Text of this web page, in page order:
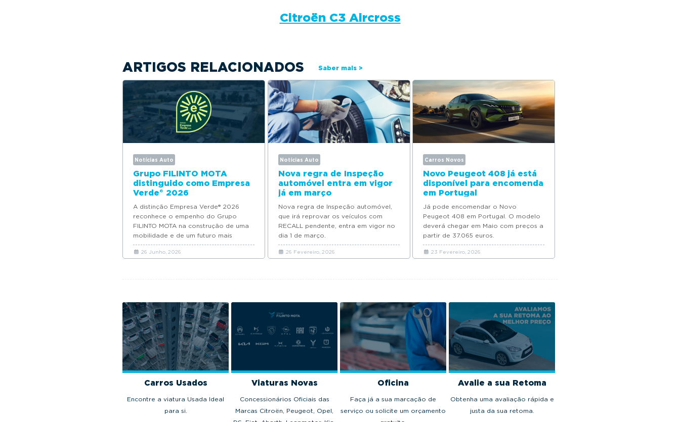
Citroën C3 Aircross
ARTIGOS RELACIONADOS Saber mais >
Notícias Auto
Grupo FILINTO MOTA
distinguido como Empresa
Verde® 2026
A distinção Empresa Verde® 2026
reconhece o empenho do Grupo
FILINTO MOTA na construção de uma
mobilidade e de um futuro mais
sustentáveis.
26 Junho, 2026
Notícias Auto
Nova regra de Inspeção
automóvel entra em vigor
já em março
Nova regra de Inspeção automóvel,
que irá reprovar os veículos com
RECALL pendente, entra em vigor no
dia 1 de março.
26 Fevereiro, 2026
Carros Novos
Novo Peugeot 408 já está
disponível para encomenda
em Portugal
Já pode encomendar o Novo
Peugeot 408 em Portugal. O modelo
deverá chegar em Maio com preços a
partir de 37.065 euros.
23 Fevereiro, 2026
Carros Usados
Encontre a viatura Usada Ideal
para si.
Viaturas Novas
Concessionários Oficiais das
Marcas Citroën, Peugeot, Opel,
Oficina
Faça já a sua marcação de
serviço ou solicite um orçamento
Avalie a sua Retoma
Obtenha uma avaliação rápida e
justa da sua retoma.